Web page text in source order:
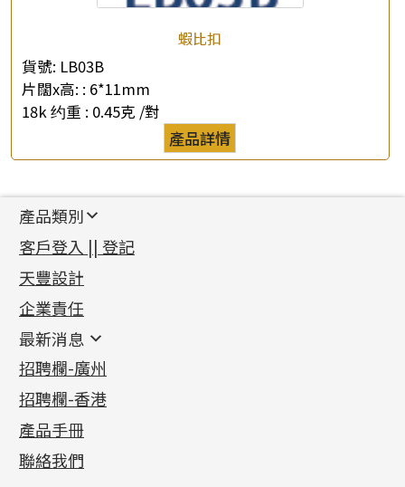
蝦比扣
貨號: LB03B
片闊x高: : 6*11mm
18k 约重 : 0.45克 /對
產品詳情
產品類別
新產品
足金系列
足金配件
機織鏈系列
珠仔鏈
镶口链
管狀網鏈
十字車花鏈系列
十字閃O鏈系列
十字錘打鏈系列
側身車花鏈系列
側身鏈系列
首飾配件
耳環類配件
卷迫系列
螺絲迫系列
梅花迫系列
平臺迫系列
綫拍系列
美拍系列
鏈類配件
動感車花吊墜
調節珠系列
生圈扣系列
龍蝦扣系列
鴨俐制系列
其他類配件
珠盤系列
袖口鈕系列
焊片及鐳射綫
空心車花管
珠類配件
無孔光身珠
空心光身珠
無孔批花珠
鑲口類
四爪頭系列
六爪頭系列
車花片
動感車花片
鑲口戒指
鑲口手鏈系列
首飾系列
手镯系列
戒指系列
空心耳環
空心车花管首饰链
空心手鐲系列
貴金屬原料
千足金
記憶金屬系列
記憶戒指
拉簧珠珠手鏈
記憶鈦手鐲
客戶登入 || 登記
天豐設計
企業責任
最新消息
最新消息
各項證書(2)
相片集(9)
展覽會資訊
最新產品資訊
招聘欄-廣州
招聘欄-香港
產品手冊
聯絡我們